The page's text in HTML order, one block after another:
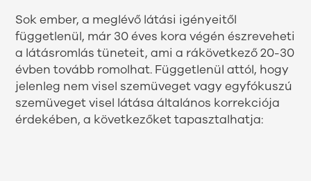
Sok ember, a meglévő látási igényeitől
függetlenül, már 30 éves kora végén észreveheti
a látásromlás tüneteit, ami a rákövetkező 20-30
évben tovább romolhat. Függetlenül attól, hogy
jelenleg nem visel szemüveget vagy egyfókuszú
szemüveget visel látása általános korrekciója
érdekében, a következőket tapasztalhatja: